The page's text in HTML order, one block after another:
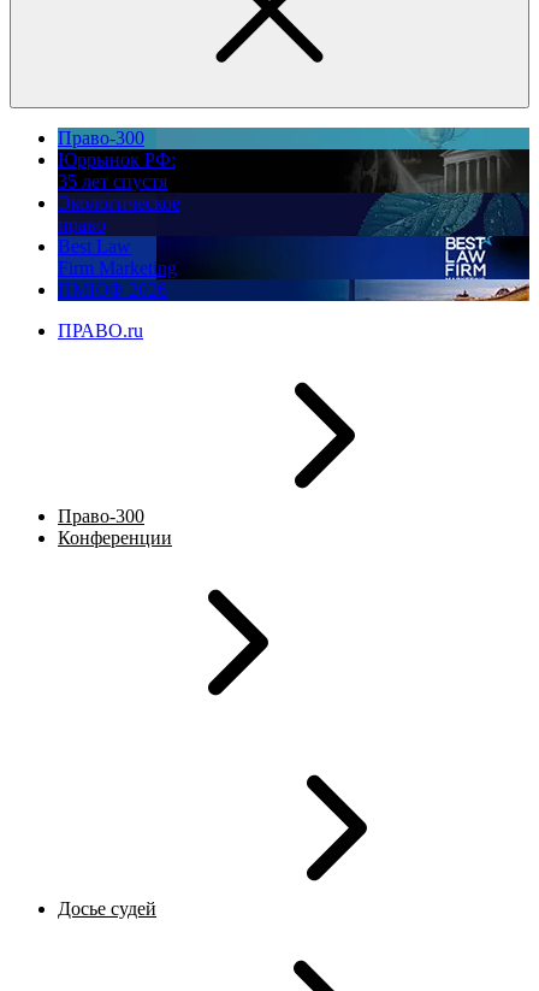
Право-300
Юррынок РФ:
35 лет спустя
Экологическое
право
Best Law
Firm Marketing
ПМЮФ 2026
ПРАВО.ru
Право-300
Конференции
Досье судей